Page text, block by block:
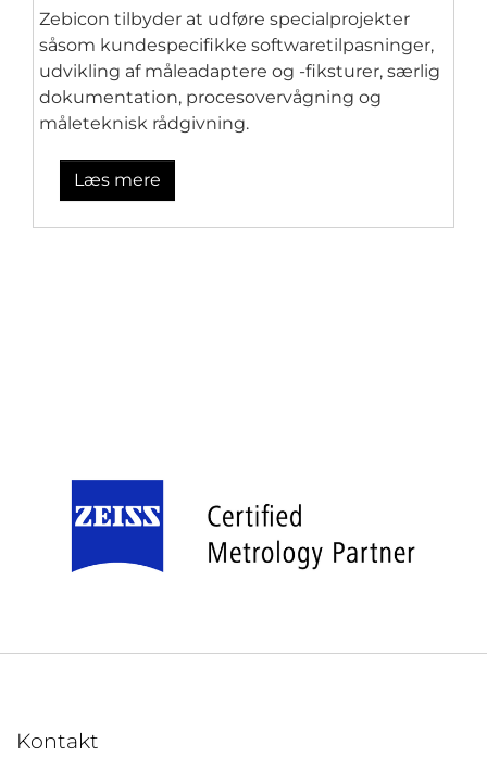
Zebicon tilbyder at udføre specialprojekter
såsom kundespecifikke softwaretilpasninger,
udvikling af måleadaptere og -fiksturer, særlig
dokumentation, procesovervågning og
måleteknisk rådgivning.
Læs mere
Kontakt